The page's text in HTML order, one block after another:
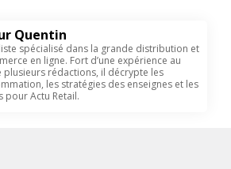
Quentin
spécialisé dans la grande distribution et
en ligne. Fort d’une expérience au
plusieurs rédactions, il décrypte les
les stratégies des enseignes et les
pour Actu Retail.